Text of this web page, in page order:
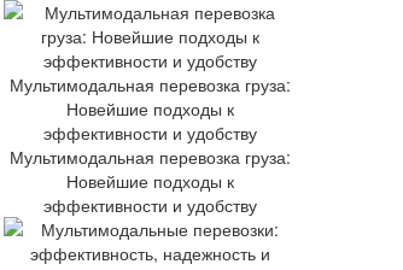
Мультимодальная перевозка груза:
Новейшие подходы к
эффективности и удобству
Мультимодальная перевозка груза:
Новейшие подходы к
эффективности и удобству